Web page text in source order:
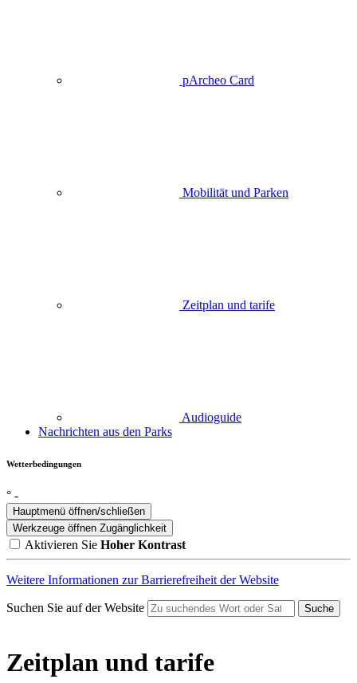
pArcheo Card
Mobilität und Parken
Zeitplan und tarife
Audioguide
Nachrichten aus den Parks
Wetterbedingungen
° -
Hauptmenü öffnen/schließen
Werkzeuge öffnen Zugänglichkeit
Aktivieren Sie Hoher Kontrast
Weitere Informationen zur Barrierefreiheit der Website
Suchen Sie auf der Website Suche
Zeitplan und tarife